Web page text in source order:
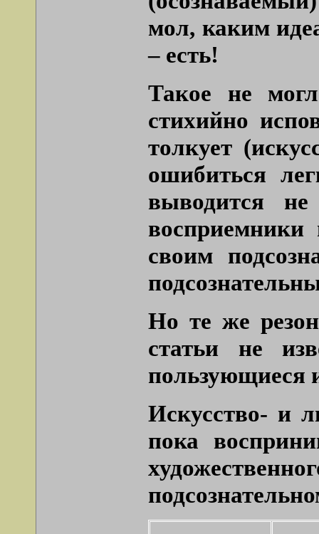
мол, каким
– есть!
Такое не
стихийно
толкует
ошибиться
выводится
восприемники
своим
Но те же
статьи не
пользующиеся
Искусство- и
пока